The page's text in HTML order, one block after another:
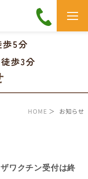
5分
歩3分
HOME ＞ お知らせ
ワクチン受付は終